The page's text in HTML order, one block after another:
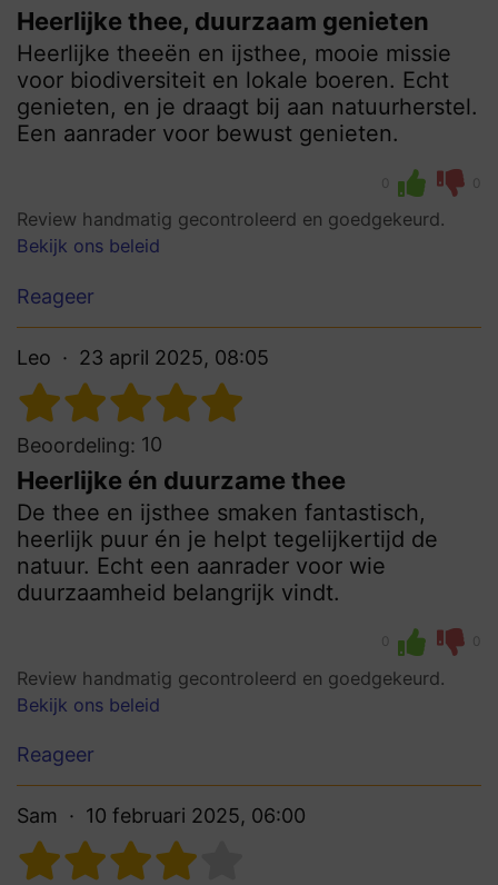
Heerlijke thee, duurzaam genieten
Heerlijke theeën en ijsthee, mooie missie
voor biodiversiteit en lokale boeren. Echt
genieten, en je draagt bij aan natuurherstel.
Een aanrader voor bewust genieten.
0 0
Review handmatig gecontroleerd en goedgekeurd.
Bekijk ons beleid
Reageer
Leo 23 april 2025, 08:05
Beoordeling: 10
Heerlijke én duurzame thee
De thee en ijsthee smaken fantastisch,
heerlijk puur én je helpt tegelijkertijd de
natuur. Echt een aanrader voor wie
duurzaamheid belangrijk vindt.
0 0
Review handmatig gecontroleerd en goedgekeurd.
Bekijk ons beleid
Reageer
Sam 10 februari 2025, 06:00